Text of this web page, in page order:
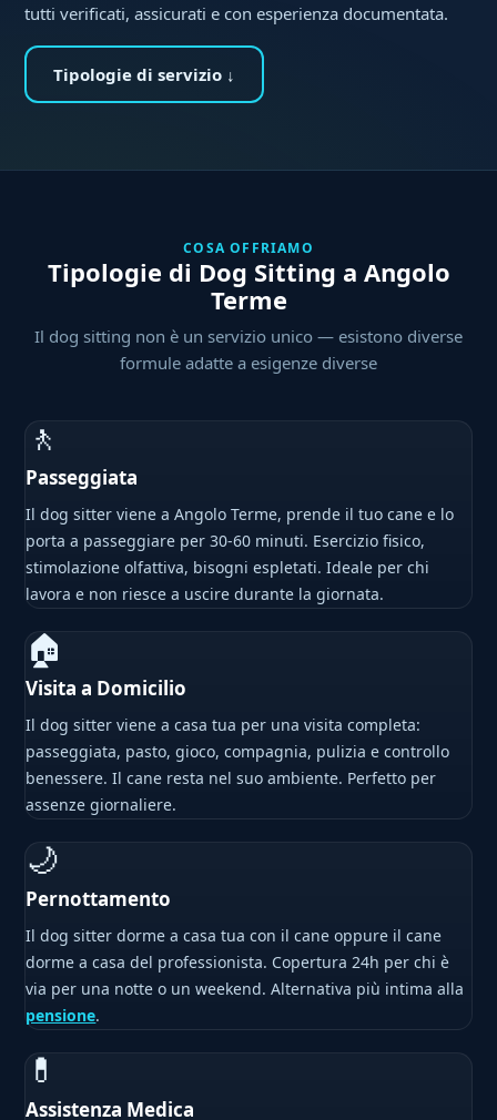
tutti verificati, assicurati e con esperienza documentata.
Tipologie di servizio ↓
COSA OFFRIAMO
Tipologie di Dog Sitting a Angolo
Terme
Il dog sitting non è un servizio unico — esistono diverse
formule adatte a esigenze diverse
🚶
Passeggiata
Il dog sitter viene a Angolo Terme, prende il tuo cane e lo
porta a passeggiare per 30-60 minuti. Esercizio fisico,
stimolazione olfattiva, bisogni espletati. Ideale per chi
lavora e non riesce a uscire durante la giornata.
🏠
Visita a Domicilio
Il dog sitter viene a casa tua per una visita completa:
passeggiata, pasto, gioco, compagnia, pulizia e controllo
benessere. Il cane resta nel suo ambiente. Perfetto per
assenze giornaliere.
🌙
Pernottamento
Il dog sitter dorme a casa tua con il cane oppure il cane
dorme a casa del professionista. Copertura 24h per chi è
via per una notte o un weekend. Alternativa più intima alla
pensione.
💊
Assistenza Medica